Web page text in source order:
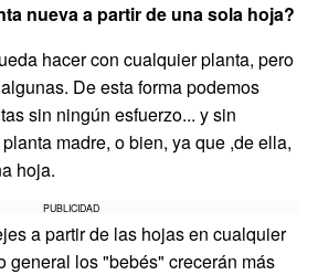
nueva a partir de una sola hoja?
hacer con cualquier planta, pero
De esta forma podemos
sin ningún esfuerzo... y sin
madre, o bien, ya que ,de ella,
hoja.
PUBLICIDAD
a partir de las hojas en cualquier
general los "bebés" crecerán más